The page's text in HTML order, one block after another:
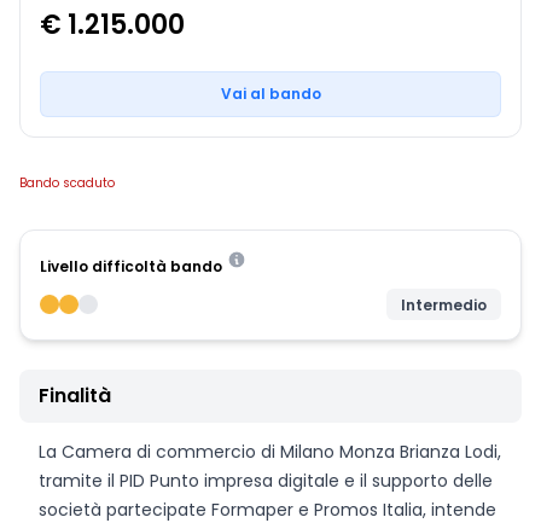
€ 1.215.000
Vai al bando
Bando scaduto
Livello difficoltà bando
Intermedio
Finalità
La Camera di commercio di Milano Monza Brianza Lodi,
tramite il PID Punto impresa digitale e il supporto delle
società partecipate Formaper e Promos Italia, intende